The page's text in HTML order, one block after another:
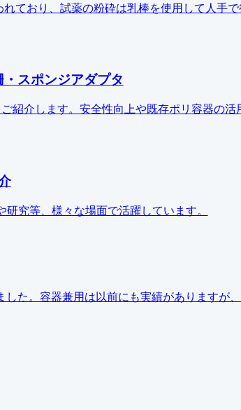
ており、試薬の粉砕は乳棒を使用して人手で
スポンジアダプタ
紹介します。安全性向上や既存ポリ容器の活
究等、様々な場面で活躍しています。
た。容器兼用は以前にも実績がありますが